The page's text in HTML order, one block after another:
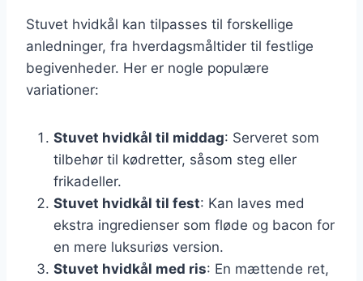
Stuvet hvidkål kan tilpasses til forskellige
anledninger, fra hverdagsmåltider til festlige
begivenheder. Her er nogle populære
variationer:
Stuvet hvidkål til middag: Serveret som
tilbehør til kødretter, såsom steg eller
frikadeller.
Stuvet hvidkål til fest: Kan laves med
ekstra ingredienser som fløde og bacon for
en mere luksuriøs version.
Stuvet hvidkål med ris: En mættende ret,